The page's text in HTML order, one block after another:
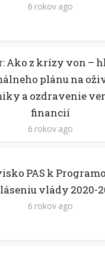
6 rokov ago
Ako z krízy von –
plánu na
a ozdravenie
financií
6 rokov ago
PAS k
vlády 2020-
6 rokov ago